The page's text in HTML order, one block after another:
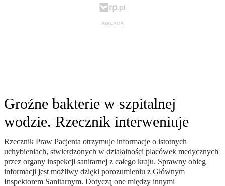
Groźne bakterie w szpitalnej
wodzie. Rzecznik interweniuje
Rzecznik Praw Pacjenta otrzymuje informacje o istotnych
uchybieniach, stwierdzonych w działalności placówek medycznych
przez organy inspekcji sanitarnej z całego kraju. Sprawny obieg
informacji jest możliwy dzięki porozumieniu z Głównym
Inspektorem Sanitarnym. Dotyczą one między innymi